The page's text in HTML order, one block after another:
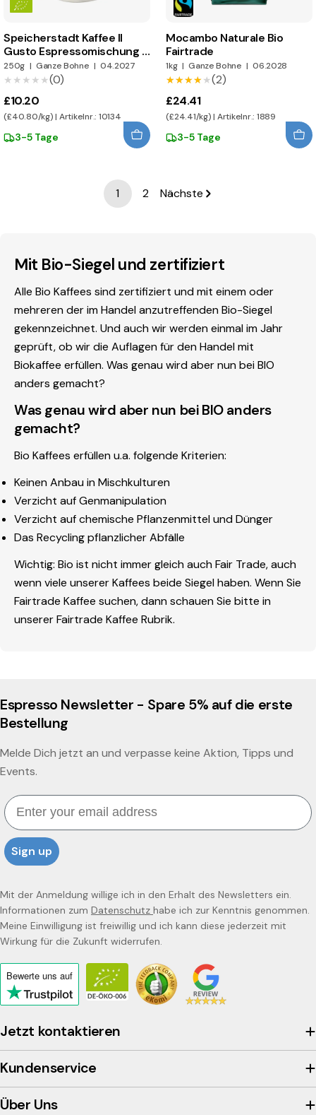
Speicherstadt Kaffee Il
Gusto Espressomischung |
BIO
250g | Ganze Bohne | 04.2027
★★★★★
★★★★★(0)
£10.20
(£40.80/kg) | Artikelnr.: 10134
3-5 Tage
Mocambo Naturale Bio
Fairtrade
1kg | Ganze Bohne | 06.2028
★★★★★
★★★★★(2)
£24.41
(£24.41/kg) | Artikelnr.: 1889
3-5 Tage
1 2 Nächste
Mit Bio-Siegel und zertifiziert
Alle Bio Kaffees sind zertifiziert und mit einem oder
mehreren der im Handel anzutreffenden Bio-Siegel
gekennzeichnet. Und auch wir werden einmal im Jahr
geprüft, ob wir die Auflagen für den Handel mit
Biokaffee erfüllen. Was genau wird aber nun bei BIO
anders gemacht?
Was genau wird aber nun bei BIO anders
gemacht?
Bio Kaffees erfüllen u.a. folgende Kriterien:
Keinen Anbau in Mischkulturen
Verzicht auf Genmanipulation
Verzicht auf chemische Pflanzenmittel und Dünger
Das Recycling pflanzlicher Abfälle
Wichtig: Bio ist nicht immer gleich auch Fair Trade, auch
wenn viele unserer Kaffees beide Siegel haben. Wenn Sie
Fairtrade Kaffee suchen, dann schauen Sie bitte in
unserer Fairtrade Kaffee Rubrik.
Jetzt kontaktieren
Kundenservice
Über Uns
Espresso Newsletter - Spare 5% auf die erste
Bestellung
Melde Dich jetzt an und verpasse keine Aktion, Tipps und
Events.
Email
Sign up
Mit der Anmeldung willige ich in den Erhalt des Newsletters ein.
Informationen zum Datenschutz habe ich zur Kenntnis genommen.
Meine Einwilligung ist freiwillig und ich kann diese jederzeit mit
Wirkung für die Zukunft widerrufen.
Bewerte uns auf
Click
to
view
the
company's
Trustpilot
profile